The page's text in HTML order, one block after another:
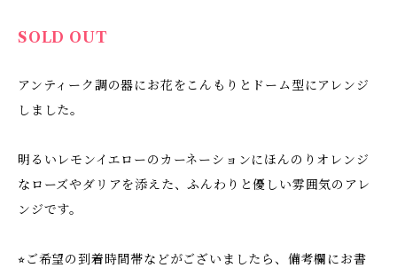
SOLD OUT
アンティーク調の器にお花をこんもりとドーム型にアレンジ
しました。
明るいレモンイエローのカーネーションにほんのりオレンジ
なローズやダリアを添えた、ふんわりと優しい雰囲気のアレ
ンジです。
⭐︎ご希望の到着時間帯などがございましたら、備考欄にお書